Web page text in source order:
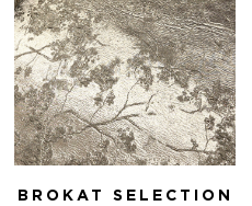
BROKAT SELECTION